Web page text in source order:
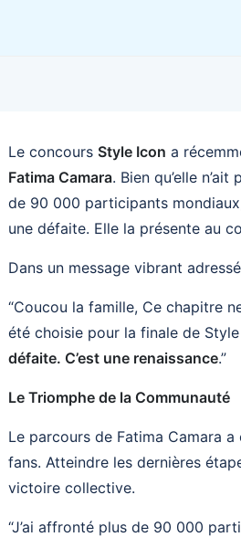
Le concours Style Icon a
Fatima Camara. Bien qu’elle
de 90 000 participants
une défaite. Elle la présente au
Dans un message vibrant
“Coucou la famille, Ce chapitre
été choisie pour la finale de
défaite. C’est une renaissance.”
Le Triomphe de la Communauté
Le parcours de Fatima Camara
fans. Atteindre les dernières
victoire collective.
“J’ai affronté plus de 90 000